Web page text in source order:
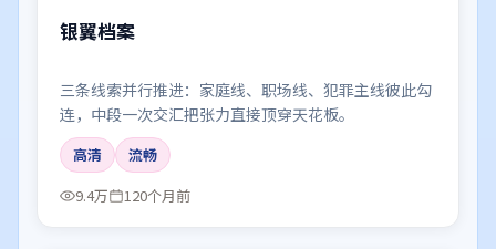
银翼档案
三条线索并行推进：家庭线、职场线、犯罪主线彼此勾
连，中段一次交汇把张力直接顶穿天花板。
高清
流畅
9.4万
120个月前